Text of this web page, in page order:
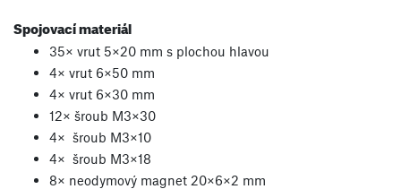
Spojovací materiál
35× vrut 5×20 mm s plochou hlavou
4× vrut 6×50 mm
4× vrut 6×30 mm
12× šroub M3×30
4× šroub M3×10
4× šroub M3×18
8× neodymový magnet 20×6×2 mm